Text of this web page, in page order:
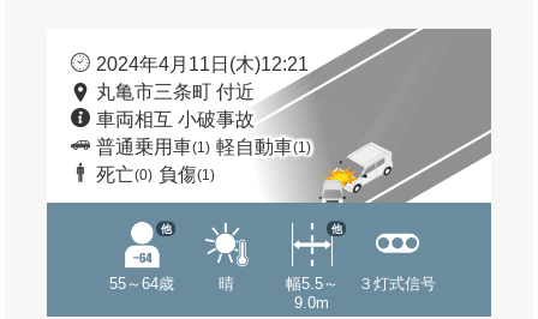
2024年4月11日(木)12:21
丸亀市三条町 付近
車両相互 小破事故
普通乗用車(1) 軽自動車(1)
死亡(0) 負傷(1)
55～64歳
他
晴
幅5.5～
9.0m
他
３灯式信号